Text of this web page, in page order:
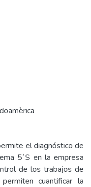
el diagnóstico de
5´S en la empresa
de los trabajos de
cuantificar la